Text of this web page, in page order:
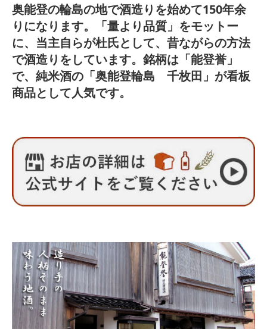
奥能登の輪島の地で酒造りを始めて150年余
りになります。「量より品質」をモットー
に、当主自らが杜氏として、昔ながらの方法
で酒造りをしています。銘柄は「能登誉」
で、純米酒の「奥能登輪島 千枚田」が看板
商品として人気です。